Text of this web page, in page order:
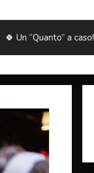
🍀 Un “Quanto” a caso!